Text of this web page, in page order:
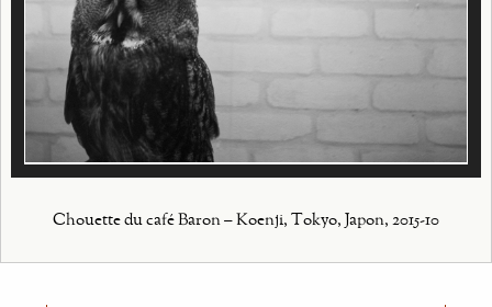
Chouette du café Baron – Koenji, Tokyo, Japon, 2015-10